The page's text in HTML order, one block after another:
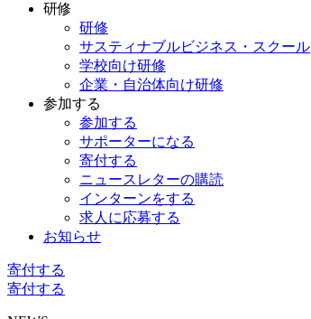
研修
研修
サスティナブルビジネス・スクール
学校向け研修
企業・自治体向け研修
参加する
参加する
サポーターになる
寄付する
ニュースレターの購読
インターンをする
求人に応募する
お知らせ
寄付する
寄付する